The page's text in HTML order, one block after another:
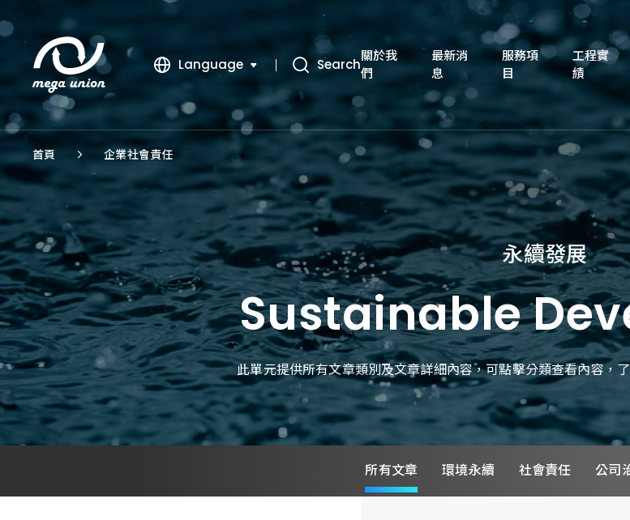
Language
繁體中文
簡體中文
English
Search
關於我
們
最新消
息
服務項
目
工程實
績
首頁 企業社會責任
永續發展
Sustainable
此單元提供所有文章類別及文章詳細內容，可點擊分類查看內容，
所有文章 環境永續 社會責任 公司